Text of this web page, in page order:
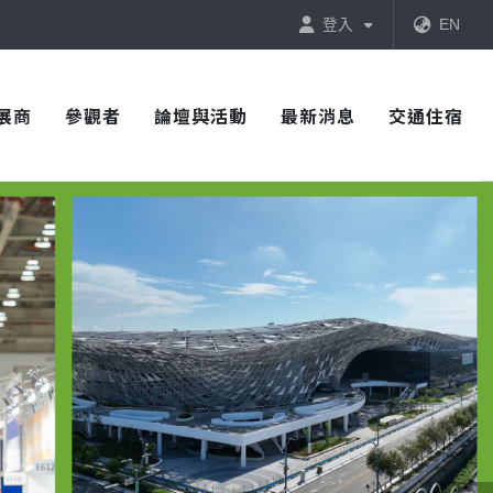
登入 EN
商 參觀者 論壇與活動 最新消息 交通住宿